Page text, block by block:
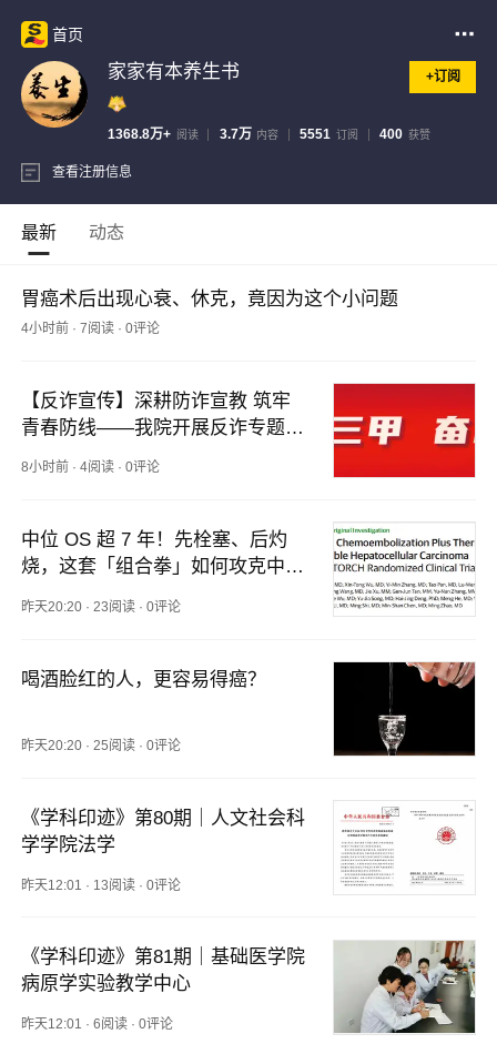
首页
家家有本养生书 +订阅
1368.8万+ 阅读 3.7万 内容 5551 订阅 400 获赞
查看注册信息
最新 动态
胃癌术后出现心衰、休克，竟因为这个小问题
4小时前 ·7阅读 ·0评论
【反诈宣传】深耕防诈宣教 筑牢
青春防线——我院开展反诈专题安
8小时前 ·4阅读 ·0评论
中位 OS 超 7 年！先栓塞、后灼
烧，这套「组合拳」如何攻克中期
昨天20:20 · 23阅读 ·0评论
喝酒脸红的人，更容易得癌？
昨天20:20 ·25阅读 ·0评论
《学科印迹》第80期｜人文社会科
学学院法学
昨天12:01 · 13阅读 ·0评论
《学科印迹》第81期｜基础医学院
病原学实验教学中心
昨天12:01 ·6阅读 ·0评论